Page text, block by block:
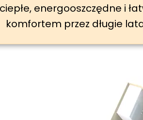
energooszczędne i
komfortem przez długie